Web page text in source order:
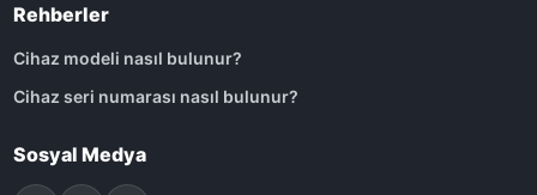
Rehberler
Cihaz modeli nasıl bulunur?
Cihaz seri numarası nasıl bulunur?
Sosyal Medya